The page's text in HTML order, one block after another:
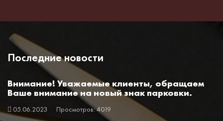
Последние новости
Внимание! Уважаемые клиенты, обращаем
Ваше внимание на новый знак парковки.
05.06.2023 Просмотров: 4019